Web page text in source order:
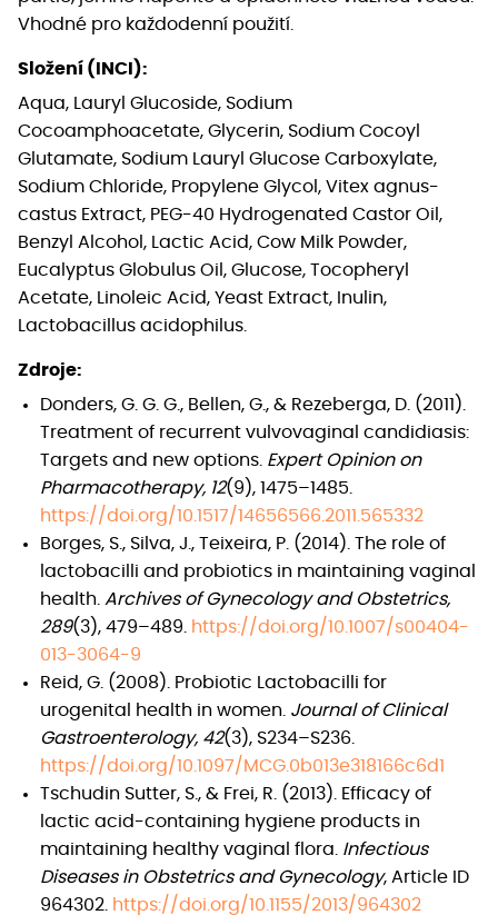
Vhodné pro každodenní použití.
Složení (INCI):
Aqua, Lauryl Glucoside, Sodium
Cocoamphoacetate, Glycerin, Sodium Cocoyl
Glutamate, Sodium Lauryl Glucose Carboxylate,
Sodium Chloride, Propylene Glycol, Vitex agnus-
castus Extract, PEG-40 Hydrogenated Castor Oil,
Benzyl Alcohol, Lactic Acid, Cow Milk Powder,
Eucalyptus Globulus Oil, Glucose, Tocopheryl
Acetate, Linoleic Acid, Yeast Extract, Inulin,
Lactobacillus acidophilus.
Zdroje:
Donders, G. G. G., Bellen, G., & Rezeberga, D. (2011).
Treatment of recurrent vulvovaginal candidiasis:
Targets and new options. Expert Opinion on
Pharmacotherapy, 12(9), 1475–1485.
https://doi.org/10.1517/14656566.2011.565332
Borges, S., Silva, J., Teixeira, P. (2014). The role of
lactobacilli and probiotics in maintaining vaginal
health. Archives of Gynecology and Obstetrics,
289(3), 479–489.
https://doi.org/10.1007/s00404-
013-3064-9
Reid, G. (2008). Probiotic Lactobacilli for
urogenital health in women. Journal of Clinical
Gastroenterology, 42(3), S234–S236.
https://doi.org/10.1097/MCG.0b013e318166c6d1
Tschudin Sutter, S., & Frei, R. (2013). Efficacy of
lactic acid-containing hygiene products in
maintaining healthy vaginal flora. Infectious
Diseases in Obstetrics and Gynecology, Article ID
964302. https://doi.org/10.1155/2013/964302